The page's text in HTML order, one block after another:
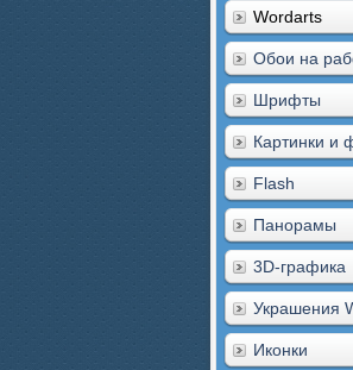
Wordarts
Обои на
Шрифты
Картинки и
Flash
Панорамы
3D-графика
Украшения
Иконки